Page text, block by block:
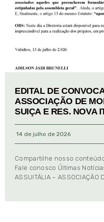
EDITAL DE
ASSOCIAÇÃO DE
SUIÇA E RES. NOVA
14 de julho de 2026
Compartilhe nosso
Fale conosco Últimas
ASSUITÁLIA – ASSOCIAÇÃO